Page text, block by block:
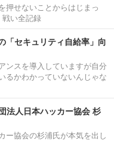
押せないことからはじまっ
い全記録
「セキュリティ自給率」向
ンスを導入していますが自分
るかわかっていないんじゃな
法人日本ハッカー協会 杉
ー協会の杉浦氏が本気を出し